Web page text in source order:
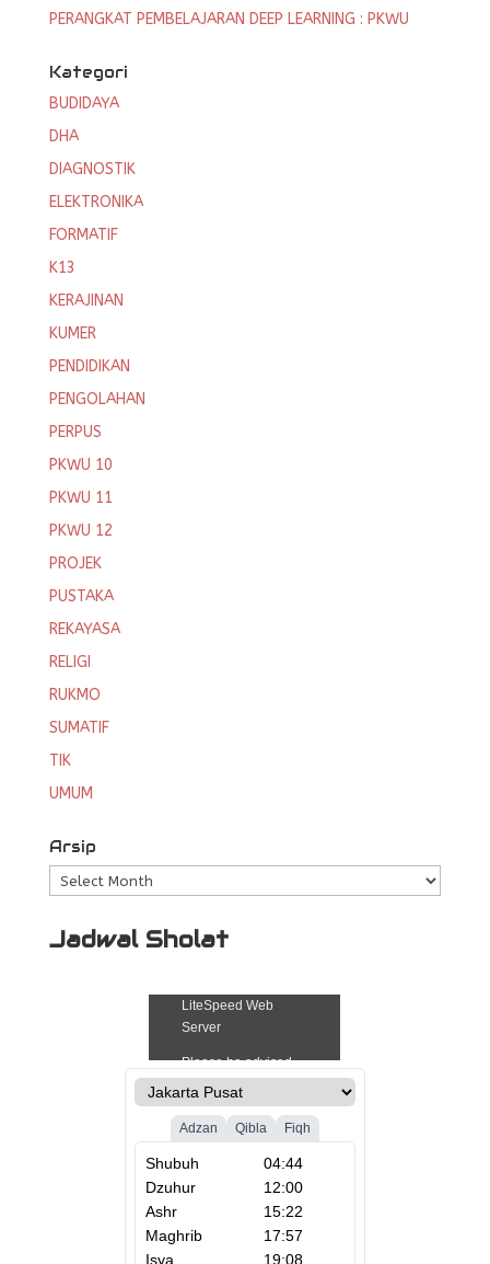
PERANGKAT PEMBELAJARAN DEEP LEARNING : PKWU
Kategori
BUDIDAYA
DHA
DIAGNOSTIK
ELEKTRONIKA
FORMATIF
K13
KERAJINAN
KUMER
PENDIDIKAN
PENGOLAHAN
PERPUS
PKWU 10
PKWU 11
PKWU 12
PROJEK
PUSTAKA
REKAYASA
RELIGI
RUKMO
SUMATIF
TIK
UMUM
Arsip
Archives
Jadwal Sholat